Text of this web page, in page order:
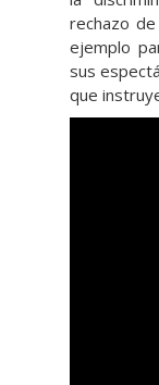
rechazo
ejemplo
sus
que